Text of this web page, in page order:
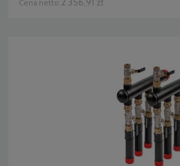
Cena netto: